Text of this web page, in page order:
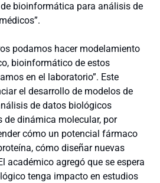
bioinformática para análisis de
podamos hacer modelamiento
bioinformático de estos
en el laboratorio”. Este
el desarrollo de modelos de
de datos biológicos
de dinámica molecular, por
cómo un potencial fármaco
cómo diseñar nuevas
académico agregó que se espera
tenga impacto en estudios